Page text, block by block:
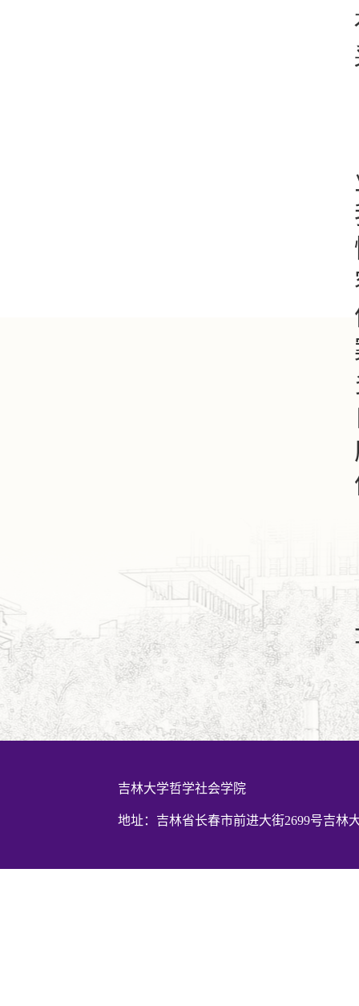
吉林大学哲学社会学院
地址：吉林省长春市前进大街2699号吉林